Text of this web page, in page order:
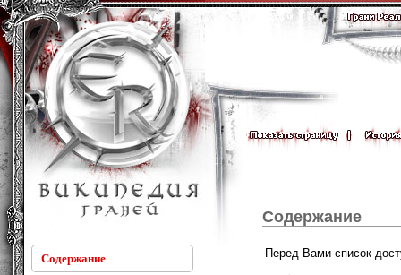
Содержание
Содержание
Перед Вами список